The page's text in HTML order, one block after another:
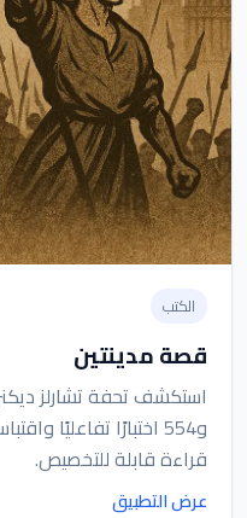
الكتب
قصة مدينتين
استكشف تحفة تشارلز
و554 اختبارًا
قراءة قابلة للتخصيص.
عرض التطبيق